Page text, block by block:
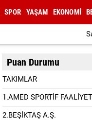
SPOR YAŞAM EKONOMİ
Puan Durumu
TAKIMLAR
1.AMED SPORTİF
2.BEŞİKTAŞ A.Ş.